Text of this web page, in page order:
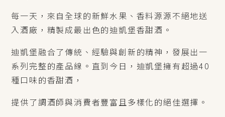
每一天，來自全球的新鮮水果、香料源源不絕地送
入酒廠，精製成最出色的迪凱堡香甜酒。
迪凱堡融合了傳統、經驗與創新的精神，發展出一
系列完整的產品線。直到今日，迪凱堡擁有超過40
種口味的香甜酒，
提供了調酒師與消費者豐富且多樣化的絕佳選擇。